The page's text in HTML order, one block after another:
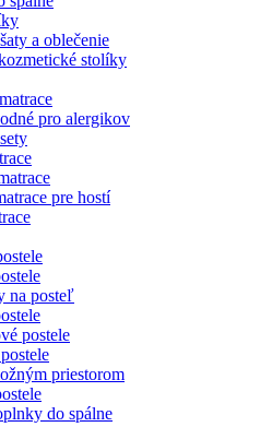
a oblečenie
stolíky
pro alergikov
pre hostí
na posteľ
postele
priestorom
do spálne